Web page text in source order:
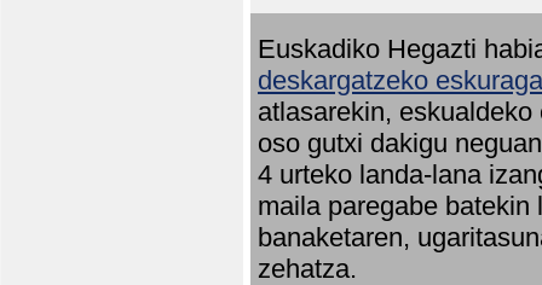
Euskadiko Hegazti
deskargatzeko
atlasarekin,
oso gutxi dakigu
4 urteko landa-lana
maila paregabe
banaketaren,
zehatza.